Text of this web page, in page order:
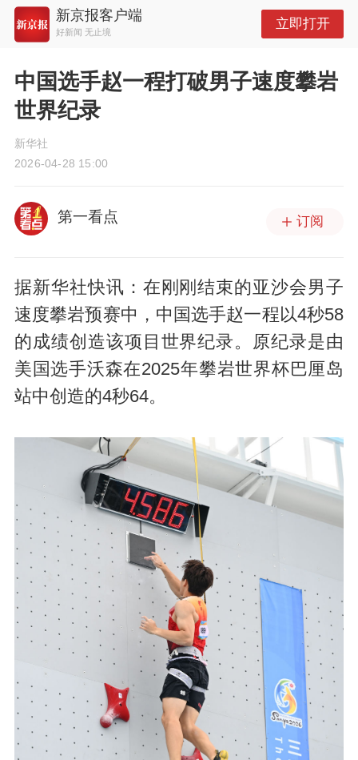
新京报客户端
好新闻 无止境
立即打开
中国选手赵一程打破男子速度攀岩
世界纪录
新华社
2026-04-28 15:00
第一看点 订阅
据新华社快讯：在刚刚结束的亚沙会男子
速度攀岩预赛中，中国选手赵一程以4秒58
的成绩创造该项目世界纪录。原纪录是由
美国选手沃森在2025年攀岩世界杯巴厘岛
站中创造的4秒64。